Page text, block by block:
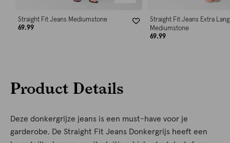
Straight Fit Jeans Mediumstone
69.99
Straight Fit Jeans Extra Lang
Mediumstone
69.99
Product Details
Deze donkergrijze jeans is een must-have voor je
garderobe. De Straight Fit Jeans Donkergrijs heeft een